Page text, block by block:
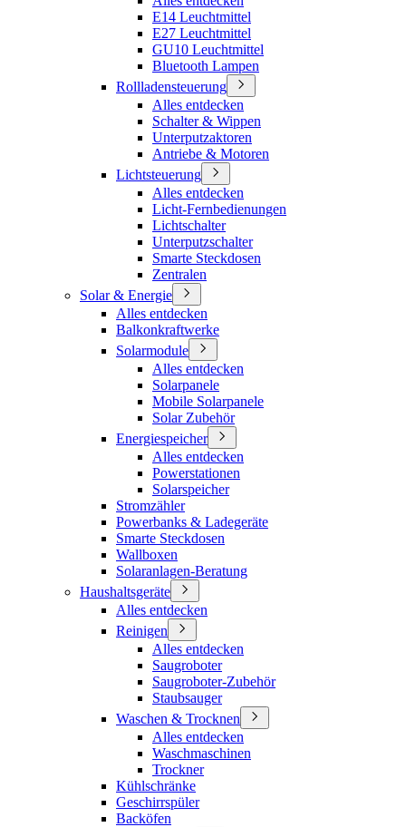
E14 Leuchtmittel
E27 Leuchtmittel
GU10 Leuchtmittel
Bluetooth Lampen
Rollladensteuerung
Alles entdecken
Schalter & Wippen
Unterputzaktoren
Antriebe & Motoren
Lichtsteuerung
Alles entdecken
Licht-Fernbedienungen
Lichtschalter
Unterputzschalter
Smarte Steckdosen
Zentralen
Solar & Energie
Alles entdecken
Balkonkraftwerke
Solarmodule
Alles entdecken
Solarpanele
Mobile Solarpanele
Solar Zubehör
Energiespeicher
Alles entdecken
Powerstationen
Solarspeicher
Stromzähler
Powerbanks & Ladegeräte
Smarte Steckdosen
Wallboxen
Solaranlagen-Beratung
Haushaltsgeräte
Alles entdecken
Reinigen
Alles entdecken
Saugroboter
Saugroboter-Zubehör
Staubsauger
Waschen & Trocknen
Alles entdecken
Waschmaschinen
Trockner
Kühlschränke
Geschirrspüler
Backöfen